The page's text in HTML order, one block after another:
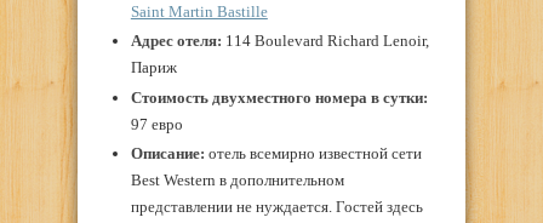
Saint Martin Bastille
Адрес отеля: 114 Boulevard Richard Lenoir,
Париж
Стоимость двухместного номера в сутки:
97 евро
Описание: отель всемирно известной сети
Best Western в дополнительном
представлении не нуждается. Гостей здесь